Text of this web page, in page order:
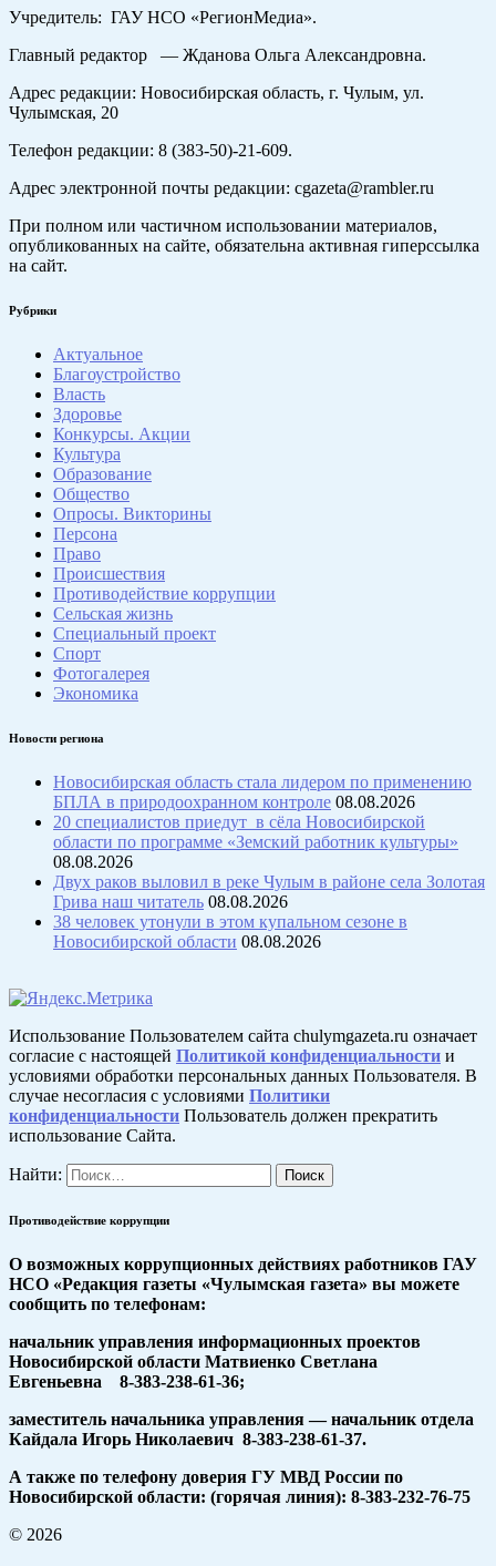
Учредитель: ГАУ НСО «РегионМедиа».
Главный редактор — Жданова Ольга Александровна.
Адрес редакции: Новосибирская область, г. Чулым, ул.
Чулымская, 20
Телефон редакции: 8 (383-50)-21-609.
Адрес электронной почты редакции: cgazeta@rambler.ru
При полном или частичном использовании материалов,
опубликованных на сайте, обязательна активная гиперссылка
на сайт.
Рубрики
Актуальное
Благоустройство
Власть
Здоровье
Конкурсы. Акции
Культура
Образование
Общество
Опросы. Викторины
Персона
Право
Происшествия
Противодействие коррупции
Сельская жизнь
Специальный проект
Спорт
Фотогалерея
Экономика
Новости региона
Новосибирская область стала лидером по применению
БПЛА в природоохранном контроле 08.08.2026
20 специалистов приедут в сёла Новосибирской
области по программе «Земский работник культуры»
08.08.2026
Двух раков выловил в реке Чулым в районе села Золотая
Грива наш читатель 08.08.2026
38 человек утонули в этом купальном сезоне в
Новосибирской области 08.08.2026
Использование Пользователем сайта chulymgazeta.ru означает
согласие с настоящей Политикой конфиденциальности и
условиями обработки персональных данных Пользователя. В
случае несогласия с условиями Политики
конфиденциальности Пользователь должен прекратить
использование Сайта.
Найти:
Противодействие коррупции
О возможных коррупционных действиях работников ГАУ
НСО «Редакция газеты «Чулымская газета» вы можете
сообщить по телефонам:
начальник управления информационных проектов
Новосибирской области Матвиенко Светлана
Евгеньевна 8-383-238-61-36;
заместитель начальника управления — начальник отдела
Кайдала Игорь Николаевич 8-383-238-61-37.
А также по телефону доверия ГУ МВД России по
Новосибирской области: (горячая линия): 8-383-232-76-75
© 2026